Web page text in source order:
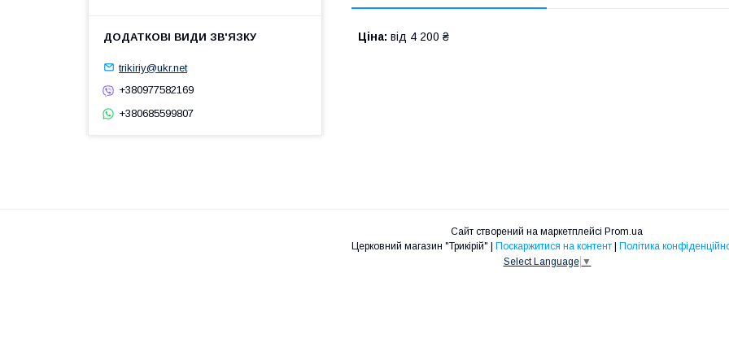
Ціна: від 4 200 ₴
trikiriy@ukr.net
+380977582169
+380685599807
Сайт створений на маркетплейсі Prom.ua
Поскаржитися на контент
Політика
Select Language ▼